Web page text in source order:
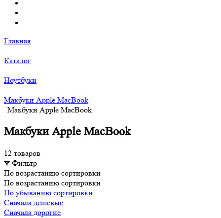
Главная
Каталог
Ноутбуки
Макбуки Apple MacBook
Макбуки Apple MacBook
Макбуки Apple MacBook
12 товаров
Фильтр
По возрастанию сортировки
По возрастанию сортировки
По убыванию сортировки
Сначала дешевые
Сначала дорогие